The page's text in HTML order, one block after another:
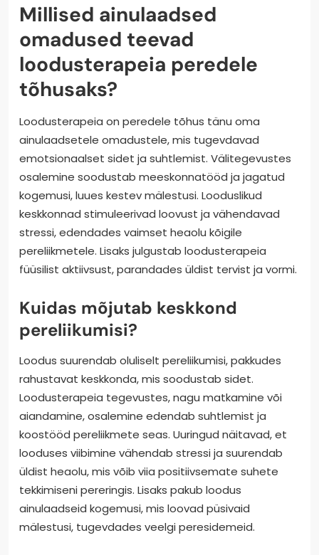
Millised ainulaadsed
omadused teevad
loodusterapeia peredele
tõhusaks?
Loodusterapeia on peredele tõhus tänu oma
ainulaadsetele omadustele, mis tugevdavad
emotsionaalset sidet ja suhtlemist. Välitegevustes
osalemine soodustab meeskonnatööd ja jagatud
kogemusi, luues kestev mälestusi. Looduslikud
keskkonnad stimuleerivad loovust ja vähendavad
stressi, edendades vaimset heaolu kõigile
pereliikmetele. Lisaks julgustab loodusterapeia
füüsilist aktiivsust, parandades üldist tervist ja vormi.
Kuidas mõjutab keskkond
pereliikumisi?
Loodus suurendab oluliselt pereliikumisi, pakkudes
rahustavat keskkonda, mis soodustab sidet.
Loodusterapeia tegevustes, nagu matkamine või
aiandamine, osalemine edendab suhtlemist ja
koostööd pereliikmete seas. Uuringud näitavad, et
looduses viibimine vähendab stressi ja suurendab
üldist heaolu, mis võib viia positiivsemate suhete
tekkimiseni pereringis. Lisaks pakub loodus
ainulaadseid kogemusi, mis loovad püsivaid
mälestusi, tugevdades veelgi peresidemeid.